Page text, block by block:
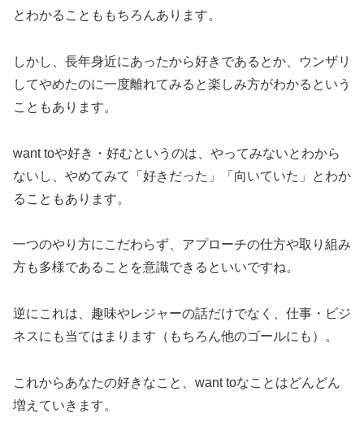
とわかることももちろんあります。
しかし、長年身近にあったから好きであるとか、ウンザリ
してやめたのに一度離れてみると楽しみ方がわかるという
こともあります。
want toや好き・好むというのは、やってみないとわから
ないし、やめてみて「好きだった」「向いていた」とわか
ることもあります。
一つのやり方にこだわらず、アプローチの仕方や取り組み
方も多様であることを意識できるといいですね。
逆にこれは、趣味やレジャーの話だけでなく、仕事・ビジ
ネスにも当てはまります（もちろん他のゴールにも）。
これからあなたの好きなこと、want toなことはどんどん
増えていきます。